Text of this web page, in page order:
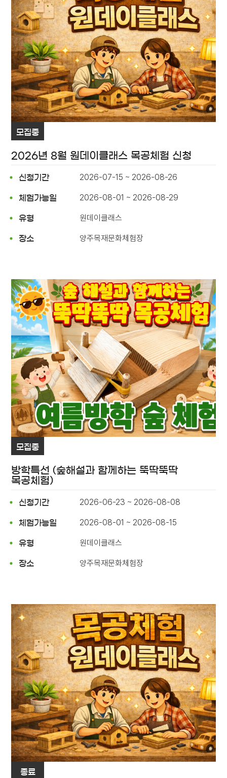
모집중
2026년 8월 원데이클래스 목공체험 신청
신청기간 2026-07-15 ~ 2026-08-26
체험가능일 2026-08-01 ~ 2026-08-29
유형 원데이클래스
장소 양주목재문화체험장
모집중
방학특선 (숲해설과 함께하는 뚝딱뚝딱
목공체험)
신청기간 2026-06-23 ~ 2026-08-08
체험가능일 2026-08-01 ~ 2026-08-15
유형 원데이클래스
장소 양주목재문화체험장
종료